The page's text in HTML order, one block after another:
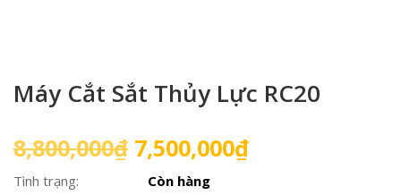
Máy Cắt Sắt Thủy Lực RC20
8,800,000₫ Giá
gốc
là:
7,500,000₫Giá
Tình trạng:
Còn hàng